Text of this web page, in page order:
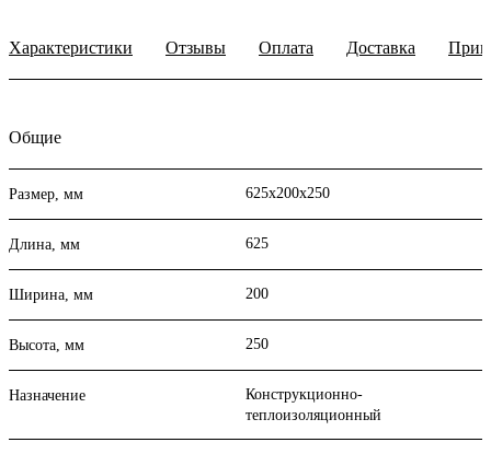
Характеристики Отзывы Оплата Доставка
Общие
Размер, мм 625х200х250
Длина, мм 625
Ширина, мм 200
Высота, мм 250
Назначение
Конструкционно-
теплоизоляционный